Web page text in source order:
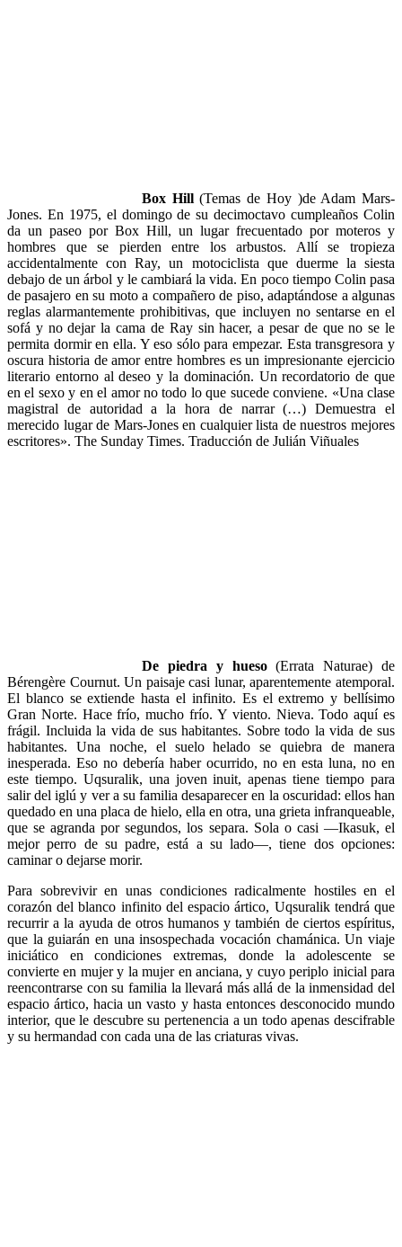
Box Hill(Temas de Hoy )de Adam Mars-
Jones. En 1975, el domingo de su decimoctavo cumpleaños Colin
da un paseo por Box Hill, un lugar frecuentado por moteros y
hombres que se pierden entre los arbustos. Allí se tropieza
accidentalmente con Ray, un motociclista que duerme la siesta
debajo de un árbol y le cambiará la vida. En poco tiempo Colin pasa
de pasajero en su moto a compañero de piso, adaptándose a algunas
reglas alarmantemente prohibitivas, que incluyen no sentarse en el
sofá y no dejar la cama de Ray sin hacer, a pesar de que no se le
permita dormir en ella. Y eso sólo para empezar. Esta transgresora y
oscura historia de amor entre hombres es un impresionante ejercicio
literario entorno al deseo y la dominación. Un recordatorio de que
en el sexo y en el amor no todo lo que sucede conviene. «Una clase
magistral de autoridad a la hora de narrar (…) Demuestra el
merecido lugar de Mars-Jones en cualquier lista de nuestros mejores
escritores». The Sunday Times. Traducción de Julián Viñuales
De piedra y hueso(Errata Naturae) de
Bérengère Cournut. Un paisaje casi lunar, aparentemente atemporal.
El blanco se extiende hasta el infinito. Es el extremo y bellísimo
Gran Norte. Hace frío, mucho frío. Y viento. Nieva. Todo aquí es
frágil. Incluida la vida de sus habitantes. Sobre todo la vida de sus
habitantes. Una noche, el suelo helado se quiebra de manera
inesperada. Eso no debería haber ocurrido, no en esta luna, no en
este tiempo. Uqsuralik, una joven inuit, apenas tiene tiempo para
salir del iglú y ver a su familia desaparecer en la oscuridad: ellos han
quedado en una placa de hielo, ella en otra, una grieta infranqueable,
que se agranda por segundos, los separa. Sola o casi —Ikasuk, el
mejor perro de su padre, está a su lado—, tiene dos opciones:
caminar o dejarse morir.
Para sobrevivir en unas condiciones radicalmente hostiles en el
corazón del blanco infinito del espacio ártico, Uqsuralik tendrá que
recurrir a la ayuda de otros humanos y también de ciertos espíritus,
que la guiarán en una insospechada vocación chamánica. Un viaje
iniciático en condiciones extremas, donde la adolescente se
convierte en mujer y la mujer en anciana, y cuyo periplo inicial para
reencontrarse con su familia la llevará más allá de la inmensidad del
espacio ártico, hacia un vasto y hasta entonces desconocido mundo
interior, que le descubre su pertenencia a un todo apenas descifrable
y su hermandad con cada una de las criaturas vivas.